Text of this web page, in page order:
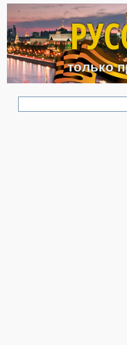
только